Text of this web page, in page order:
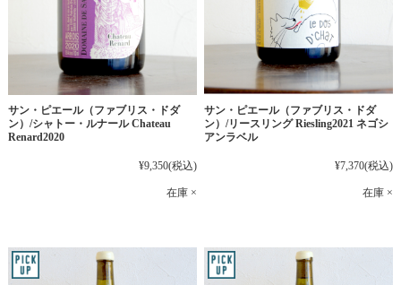
サン・ピエール（ファブリス・ドダ
ン）/シャトー・ルナール Chateau
Renard2020
¥9,350(税込)
在庫 ×
サン・ピエール（ファブリス・ドダ
ン）/リースリング Riesling2021 ネゴシ
アンラベル
¥7,370(税込)
在庫 ×